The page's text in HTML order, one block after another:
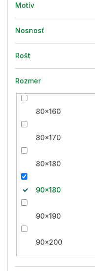
Motív
Nosnosť
Rošt
Rozmer
80x160
80x170
80x180
90x180
90x190
90x200